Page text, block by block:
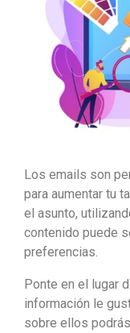
Los emails son
para aumentar tu
el asunto,
contenido puede
preferencias.
Ponte en el lugar
información le
sobre ellos